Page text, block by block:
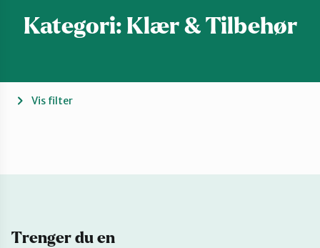
Fiksetips
Forbehold
Mitt navn
Kategori: Klær & Tilbehør
Vis filter
Trenger du en